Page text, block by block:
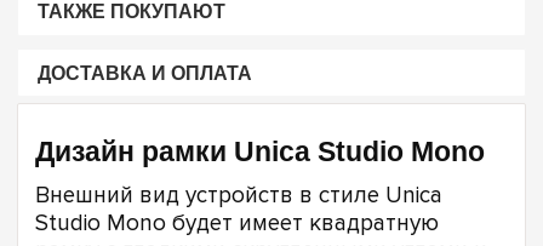
ТАКЖЕ ПОКУПАЮТ
ДОСТАВКА И ОПЛАТА
Дизайн рамки Unica Studio Mono
Внешний вид устройств в стиле Unica
Studio Mono будет имеет квадратную